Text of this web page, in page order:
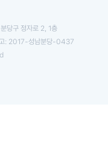
당구 정자로 2, 1층
고: 2017-성남분당-0437